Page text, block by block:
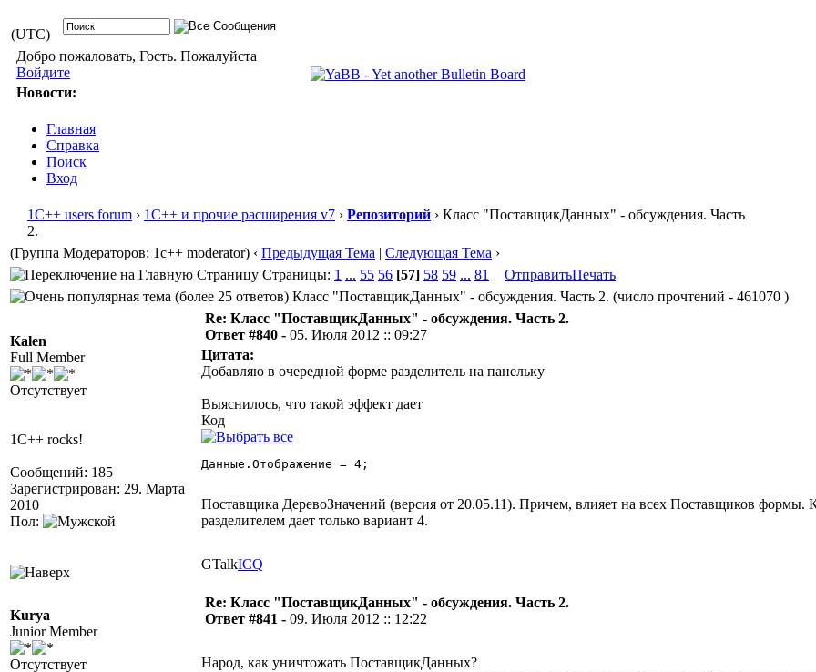
(UTC)
Добро пожаловать, Гость. Пожалуйста
Войдите
Новости:
Главная
Справка
Поиск
Вход
1С++ users forum › 1С++ и прочие расширения v7 › Репозиторий › Класс "ПоставщикДанных" - обсуждения. Часть
2.
(Группа Модераторов: 1c++ moderator) ‹ Предыдущая Тема | Следующая Тема ›
Страницы: 1 ... 55 56 [57] 58 59 ... 81 ОтправитьПечать
Класс "ПоставщикДанных" - обсуждения. Часть 2. (число прочтений - 461070 )
Kalen
Full Member
Отсутствует
1C++ rocks!
Сообщений: 185
Зарегистрирован: 29. Марта
2010
Пол:
Re: Класс "ПоставщикДанных" - обсуждения. Часть 2.
Ответ #840 - 05. Июля 2012 :: 09:27
Цитата:
Добавляю в очередной форме разделитель на панельку
Выяснилось, что такой эффект дает
Код
Данные.Отображение = 4;
Поставщика ДеревоЗначений (версия от 20.05.11). Причем, влияет на всех Поставщиков формы.
разделителем дает только вариант 4.
GTalkICQ
Kurya
Junior Member
Отсутствует
Re: Класс "ПоставщикДанных" - обсуждения. Часть 2.
Ответ #841 - 09. Июля 2012 :: 12:22
Народ, как уничтожать ПоставщикДанных?